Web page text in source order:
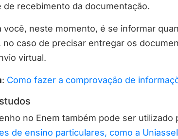
de recebimento da documentação.
você, neste momento, é se informar
no caso de precisar entregar os
virtual.
: Como fazer a comprovação de
no Enem também pode ser utilizado
de ensino particulares, como a